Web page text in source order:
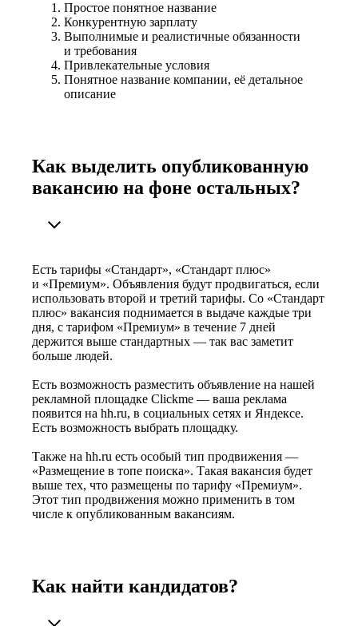
Простое понятное название
Конкурентную зарплату
Выполнимые и реалистичные обязанности
и требования
Привлекательные условия
Понятное название компании, её детальное
описание
Как выделить опубликованную
вакансию на фоне остальных?
Есть тарифы «Стандарт», «Стандарт плюс»
и «Премиум». Объявления будут продвигаться, если
использовать второй и третий тарифы. Со «Стандарт
плюс» вакансия поднимается в выдаче каждые три
дня, с тарифом «Премиум» в течение 7 дней
держится выше стандартных — так вас заметит
больше людей.
Есть возможность разместить объявление на нашей
рекламной площадке Clickme — ваша реклама
появится на hh.ru, в социальных сетях и Яндексе.
Есть возможность выбрать площадку.
Также на hh.ru есть особый тип продвижения —
«Размещение в топе поиска». Такая вакансия будет
выше тех, что размещены по тарифу «Премиум».
Этот тип продвижения можно применить в том
числе к опубликованным вакансиям.
Как найти кандидатов?